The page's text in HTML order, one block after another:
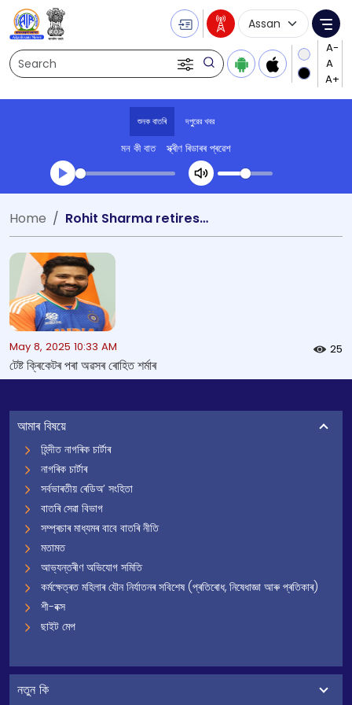
Search
Language
শুনক বাতৰি দপুুরের খবর
মন কী বাত স্ক্ৰীণ ৰিডাৰৰ প্ৰৱেশ
Transcript summary
খেলা অডিঅ' দপুুরের খবর
Home Rohit Sharma retires from Test Cricket
May 8, 2025 10:33 AM 25
টেষ্ট ক্ৰিকেটৰ পৰা অৱসৰ ৰোহিত শৰ্মাৰ
আমাৰ বিষয়ে
হিন্দীত নাগৰিক চাৰ্টাৰ
নাগৰিক চাৰ্টাৰ
সৰ্বভাৰতীয় ৰেডিঅ’ সংহিতা
বাতৰি সেৱা বিভাগ
সম্প্ৰচাৰ মাধ্যমৰ বাবে বাতৰি নীতি
মতামত
আভ্যন্তৰীণ অভিযোগ সমিতি
কৰ্মক্ষেত্ৰত মহিলাৰ যৌন নিৰ্যাতনৰ সবিশেষ (প্ৰতিৰোধ, নিষেধাজ্ঞা আৰু প্ৰতিকাৰ)
শী-বক্স
ছাইট মেপ
নতুন কি